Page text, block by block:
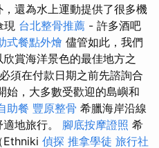
還為水上運動提供了很多機
現 台北整骨推薦 - 許多酒吧
式餐點外燴 儘管如此，我們
賞海洋景色的最佳地方之
須在付款日期之前先諮詢合
始，大多數受歡迎的島嶼和
助餐 豐原整骨 希臘海岸沿線
地旅行。 腳底按摩證照 希
Ethniki 偵探 推拿學徒 旅行社